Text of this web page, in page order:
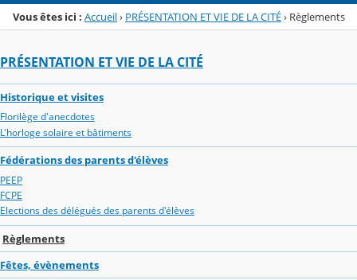
Vous êtes ici : Accueil› PRÉSENTATION ET VIE DE LA CITÉ› Règlements
PRÉSENTATION ET VIE DE LA CITÉ
Historique et visites
Florilège d'anecdotes
L'horloge solaire et bâtiments
Fédérations des parents d'élèves
PEEP
FCPE
Elections des délégués des parents d'élèves
Règlements
Fêtes, évènements